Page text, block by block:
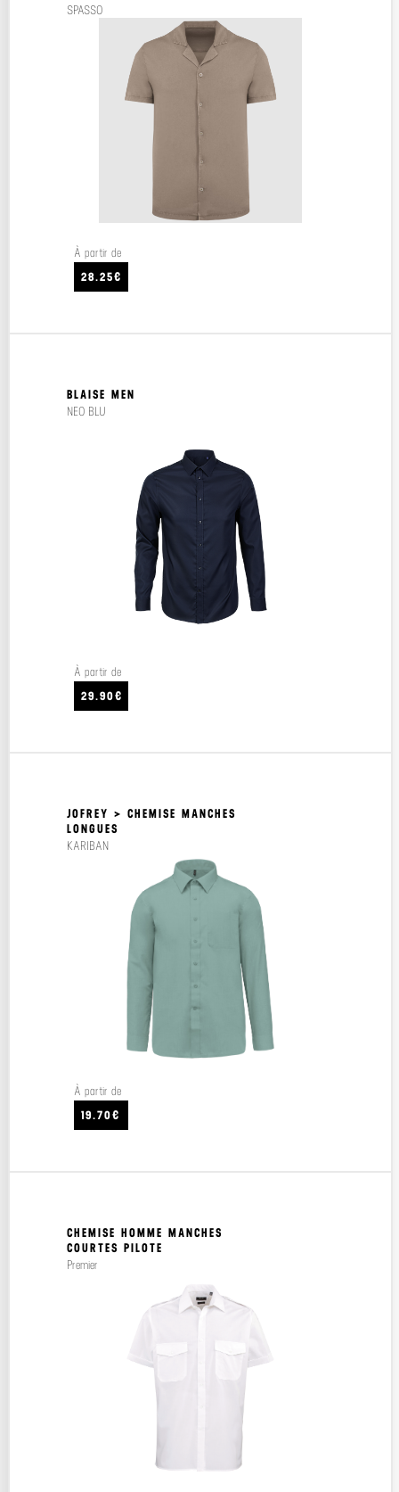
SPASSO
À partir de
28.25€
BLAISE MEN
NEO BLU
À partir de
29.90€
JOFREY > CHEMISE MANCHES
LONGUES
KARIBAN
À partir de
19.70€
CHEMISE HOMME MANCHES
COURTES PILOTE
Premier